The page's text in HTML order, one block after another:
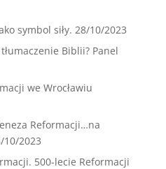
symbol siły. 28/10/2023
Biblii? Panel
we Wrocławiu
Reformacji…na
10/2023
500-lecie Reformacji